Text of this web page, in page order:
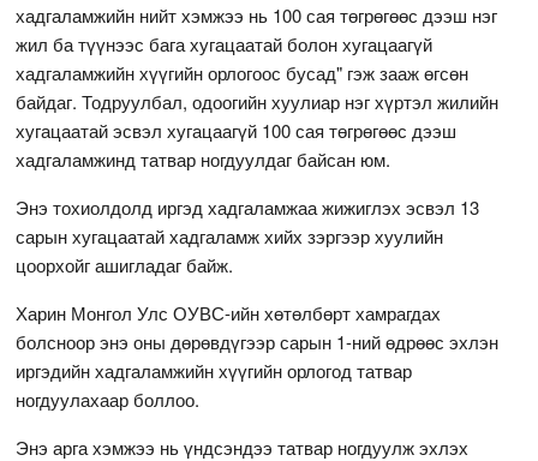
хадгаламжийн нийт хэмжээ нь 100 сая төгрөгөөс дээш нэг
жил ба түүнээс бага хугацаатай болон хугацаагүй
хадгаламжийн хүүгийн орлогоос бусад" гэж зааж өгсөн
байдаг. Тодруулбал, одоогийн хуулиар нэг хүртэл жилийн
хугацаатай эсвэл хугацаагүй 100 сая төгрөгөөс дээш
хадгаламжинд татвар ногдуулдаг байсан юм.
Энэ тохиолдолд иргэд хадгаламжаа жижиглэх эсвэл 13
сарын хугацаатай хадгаламж хийх зэргээр хуулийн
цоорхойг ашигладаг байж.
Харин Монгол Улс ОУВС-ийн хөтөлбөрт хамрагдах
болсноор энэ оны дөрөвдүгээр сарын 1-ний өдрөөс эхлэн
иргэдийн хадгаламжийн хүүгийн орлогод татвар
ногдуулахаар боллоо.
Энэ арга хэмжээ нь үндсэндээ татвар ногдуулж эхлэх